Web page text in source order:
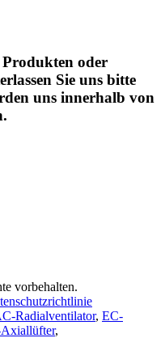
Produkten oder
Sie uns bitte
uns innerhalb von
vorbehalten.
Radialventilator, EC-
,